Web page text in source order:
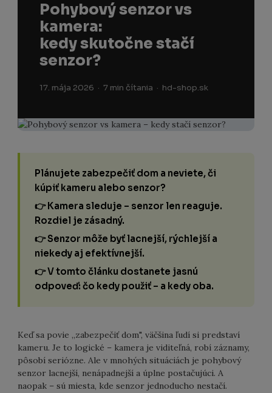
Pohybový senzor vs
kamera:
kedy skutočne stačí
senzor?
17. mája 2026 · 7 min čítania · hd-shop.sk
Plánujete zabezpečiť dom a neviete, či
kúpiť kameru alebo senzor?
👉 Kamera sleduje – senzor len reaguje.
Rozdiel je zásadný.
👉 Senzor môže byť lacnejší, rýchlejší a
niekedy aj efektívnejší.
👉 V tomto článku dostanete jasnú
odpoveď: čo kedy použiť – a kedy oba.
Keď sa povie „zabezpečiť dom", väčšina ľudí si predstaví
kameru. Je to logické – kamera je viditeľná, robí záznamy,
pôsobí seriózne. Ale v mnohých situáciách je pohybový
senzor lacnejší, nenápadnejší a úplne postačujúci. A
naopak – sú miesta, kde senzor jednoducho nestačí.